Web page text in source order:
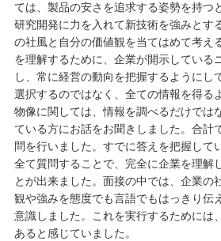
ては、製品の安さを追求する姿勢を持つ
研究開発に力を入れて新技術を強みとす
の社風と自分の価値観を当てはめて考え
を理解するために、企業が開示している
し、常に経営の動向を把握するようにし
選択するのではなく、全ての情報を得る
物像に関しては、情報を調べるだけでは
ている方にお話をお聞きしました。合計
問を行いました。すでに答えを把握して
全て質問することで、完全に企業を理解
とが出来ました。面接の中では、企業の
観や強みを態度でも言語でもはっきり伝
意識しました。これを実行するためには
あると感じていました。